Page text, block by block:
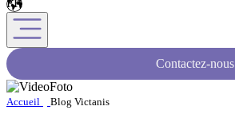
Contactez-nous
Accueil Blog Victanis